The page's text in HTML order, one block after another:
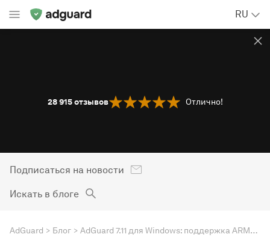
RU
28 915отзывов Отлично!
Подписаться на новости
Искать в блоге
AdGuard Блог AdGuard 7.11 для Windows: поддержка ARM-процессоров, фильтрация DNS-over-HTTPS и кое-что ещё